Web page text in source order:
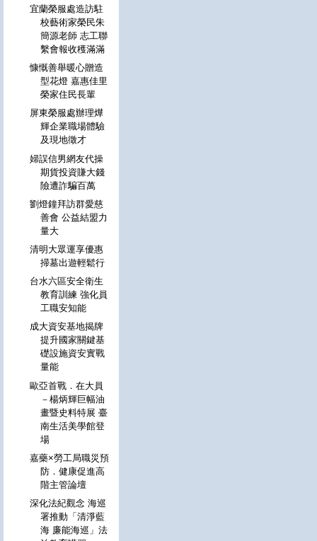
宜蘭榮服處造訪駐
校藝術家榮民朱
簡源老師 志工聯
繫會報收穫滿滿
慷慨善舉暖心贈造
型花燈 嘉惠佳里
榮家住民長輩
屏東榮服處辦理燁
輝企業職場體驗
及現地徵才
婦誤信男網友代操
期貨投資賺大錢
險遭詐騙百萬
劉燈鐘拜訪群愛慈
善會 公益結盟力
量大
清明大眾運享優惠
掃墓出遊輕鬆行
台水六區安全衛生
教育訓練 強化員
工職安知能
成大資安基地揭牌
提升國家關鍵基
礎設施資安實戰
量能
歐亞首戰．在大員
－楊炳輝巨幅油
畫暨史料特展 臺
南生活美學館登
場
嘉藥×勞工局職災預
防．健康促進高
階主管論壇
深化法紀觀念 海巡
署推動「清淨藍
海 廉能海巡」法